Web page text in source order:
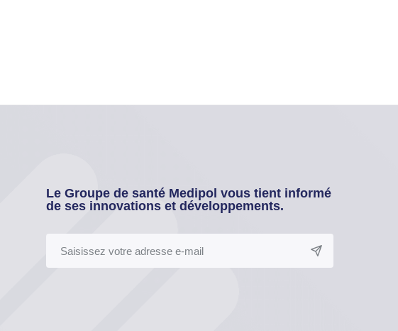
Le Groupe de santé Medipol vous tient informé
de ses innovations et développements.